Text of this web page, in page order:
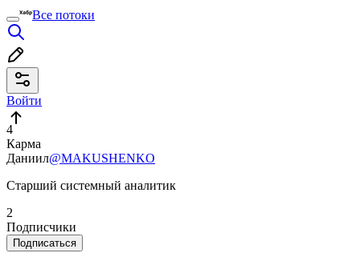
Все потоки
Войти
4
Карма
Даниил@MAKUSHENKO
Старший системный аналитик
2
Подписчики
Подписаться